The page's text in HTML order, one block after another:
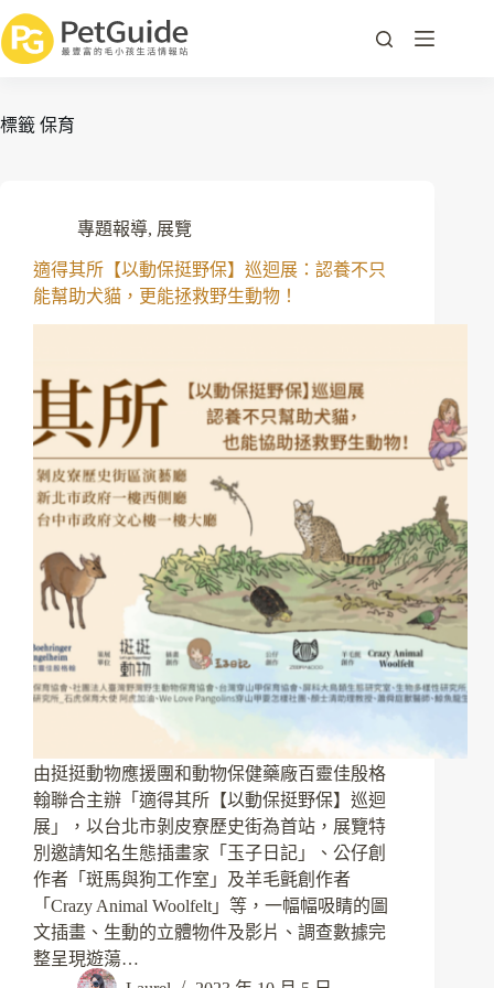
標籤 保育
專題報導, 展覽
適得其所【以動保挺野保】巡迴展：認養不只
能幫助犬貓，更能拯救野生動物！
由挺挺動物應援團和動物保健藥廠百靈佳殷格
翰聯合主辦「適得其所【以動保挺野保】巡迴
展」，以台北市剝皮寮歷史街為首站，展覽特
別邀請知名生態插畫家「玉子日記」、公仔創
作者「斑馬與狗工作室」及羊毛氈創作者
「Crazy Animal Woolfelt」等，一幅幅吸睛的圖
文插畫、生動的立體物件及影片、調查數據完
整呈現遊蕩…